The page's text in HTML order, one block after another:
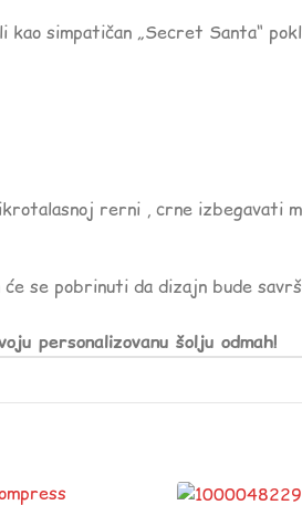
simpatičan „Secret Santa“
rerni , crne izbegavati
pobrinuti da dizajn bude
personalizovanu šolju odmah!